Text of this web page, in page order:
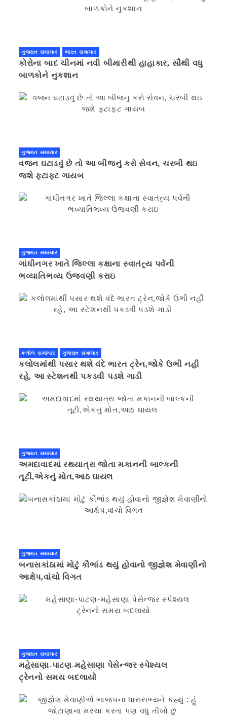
ગુજરાત સમાચાર ભારત સમાચાર
કોરોના બાદ ચીનમાં નવી બીમારીથી હાહાકાર, સૌથી વધુ
બાળકોને નુકશાન
ગુજરાત સમાચાર
વજન ઘટાડવું છે તો આ બીજનું કરો સેવન, ચરબી થઇ
જશે ફટાફટ ગાયબ
ગુજરાત સમાચાર
ગાંધીનગર ખાતે જિલ્લા કક્ષાના સ્વાતંત્ર્ય પર્વની
ભવ્યાતિભવ્ય ઉજવણી કરાઇ
કલોલ સમાચાર ગુજરાત સમાચાર
કલોલમાંથી પસાર થશે વંદે ભારત ટ્રેન,જોકે ઉભી નહી
રહે, આ સ્ટેશનથી પકડવી પડશે ગાડી
ગુજરાત સમાચાર
અમદાવાદમાં રથયાત્રા જોતા મકાનની બાલ્કની
તૂટી,એકનું મોત,આઠ ઘાયલ
ગુજરાત સમાચાર
બનાસકાંઠામાં મોટું કૌભાંડ થયું હોવાનો જીજ્ઞેશ મેવાણીનો
આક્ષેપ,વાંચો વિગત
ગુજરાત સમાચાર
મહેસાણા-પાટણ-મહેસાણા પેસેન્જર સ્પેશ્યલ
ટ્રેનનો સમય બદલાયો